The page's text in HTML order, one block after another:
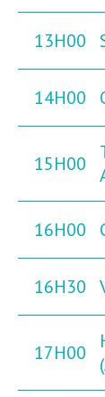
13H00
14H00
15H00
16H00
16H30
17H00